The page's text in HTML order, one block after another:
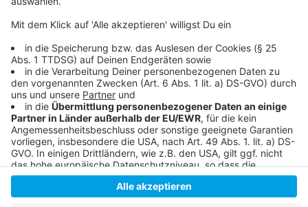
Die Homepage der Düsseldorfer Polizei
Anzeige